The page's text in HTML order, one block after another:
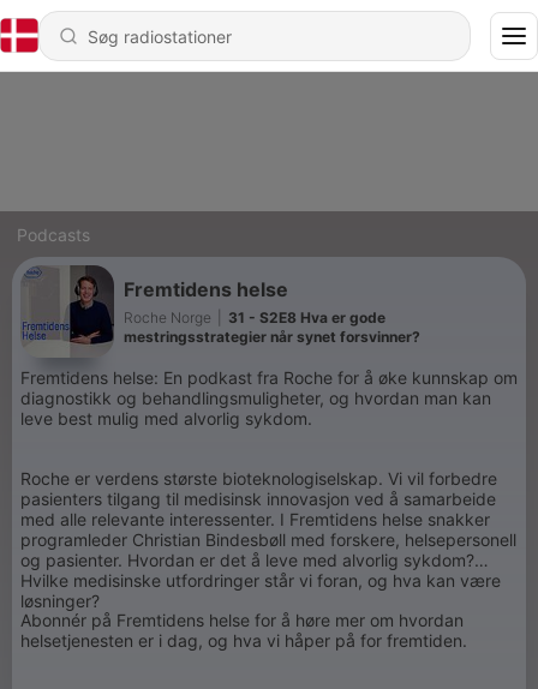
Podcasts
Fremtidens helse
Roche Norge
31 - S2E8 Hva er gode
mestringsstrategier når synet forsvinner?
Fremtidens helse: En podkast fra Roche for å øke kunnskap om
diagnostikk og behandlingsmuligheter, og hvordan man kan
leve best mulig med alvorlig sykdom.
Roche er verdens største bioteknologiselskap. Vi vil forbedre
pasienters tilgang til medisinsk innovasjon ved å samarbeide
med alle relevante interessenter. I Fremtidens helse snakker
programleder Christian Bindesbøll med forskere, helsepersonell
og pasienter. Hvordan er det å leve med alvorlig sykdom?
Hvilke medisinske utfordringer står vi foran, og hva kan være
løsninger?
Abonnér på Fremtidens helse for å høre mer om hvordan
helsetjenesten er i dag, og hva vi håper på for fremtiden.